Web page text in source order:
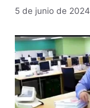
5 de junio de 2024